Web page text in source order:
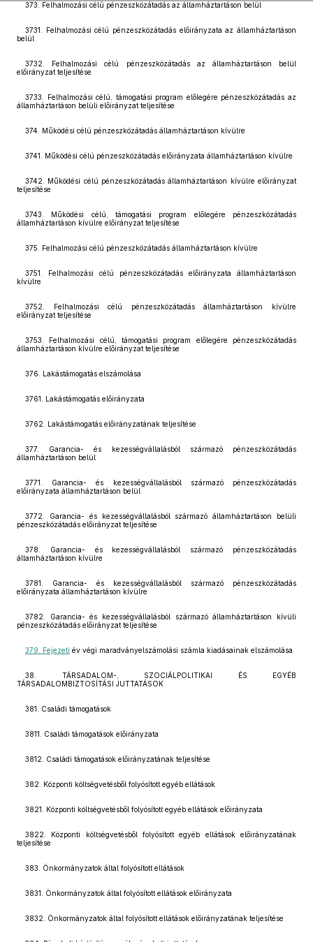
373. Felhalmozási célú pénzeszközátadás az államháztartáson belül
3731. Felhalmozási célú pénzeszközátadás előirányzata az államháztartáson
belül
3732. Felhalmozási célú pénzeszközátadás az államháztartáson belül
előirányzat teljesítése
3733. Felhalmozási célú, támogatási program előlegére pénzeszközátadás az
államháztartáson belüli előirányzat teljesítése
374. Működési célú pénzeszközátadás államháztartáson kívülre
3741. Működési célú pénzeszközátadás előirányzata államháztartáson kívülre
3742. Működési célú pénzeszközátadás államháztartáson kívülre előirányzat
teljesítése
3743. Működési célú, támogatási program előlegére pénzeszközátadás
államháztartáson kívülre előirányzat teljesítése
375. Felhalmozási célú pénzeszközátadás államháztartáson kívülre
3751. Felhalmozási célú pénzeszközátadás előirányzata államháztartáson
kívülre
3752. Felhalmozási célú pénzeszközátadás államháztartáson kívülre
előirányzat teljesítése
3753. Felhalmozási célú, támogatási program előlegére pénzeszközátadás
államháztartáson kívülre előirányzat teljesítése
376. Lakástámogatás elszámolása
3761. Lakástámogatás előirányzata
3762. Lakástámogatás előirányzatának teljesítése
377. Garancia- és kezességvállalásból származó pénzeszközátadás
államháztartáson belül
3771. Garancia- és kezességvállalásból származó pénzeszközátadás
előirányzata államháztartáson belül
3772. Garancia- és kezességvállalásból származó államháztartáson belüli
pénzeszközátadás előirányzat teljesítése
378. Garancia- és kezességvállalásból származó pénzeszközátadás
államháztartáson kívülre
3781. Garancia- és kezességvállalásból származó pénzeszközátadás
előirányzata államháztartáson kívülre
3782. Garancia- és kezességvállalásból származó államháztartáson kívüli
pénzeszközátadás előirányzat teljesítése
379. Fejezeti év végi maradványelszámolási számla kiadásainak elszámolása
38. TÁRSADALOM-, SZOCIÁLPOLITIKAI ÉS EGYÉB
TÁRSADALOMBIZTOSÍTÁSI JUTTATÁSOK
381. Családi támogatások
3811. Családi támogatások előirányzata
3812. Családi támogatások előirányzatának teljesítése
382. Központi költségvetésből folyósított egyéb ellátások
3821. Központi költségvetésből folyósított egyéb ellátások előirányzata
3822. Központi költségvetésből folyósított egyéb ellátások előirányzatának
teljesítése
383. Önkormányzatok által folyósított ellátások
3831. Önkormányzatok által folyósított ellátások előirányzata
3832. Önkormányzatok által folyósított ellátások előirányzatának teljesítése